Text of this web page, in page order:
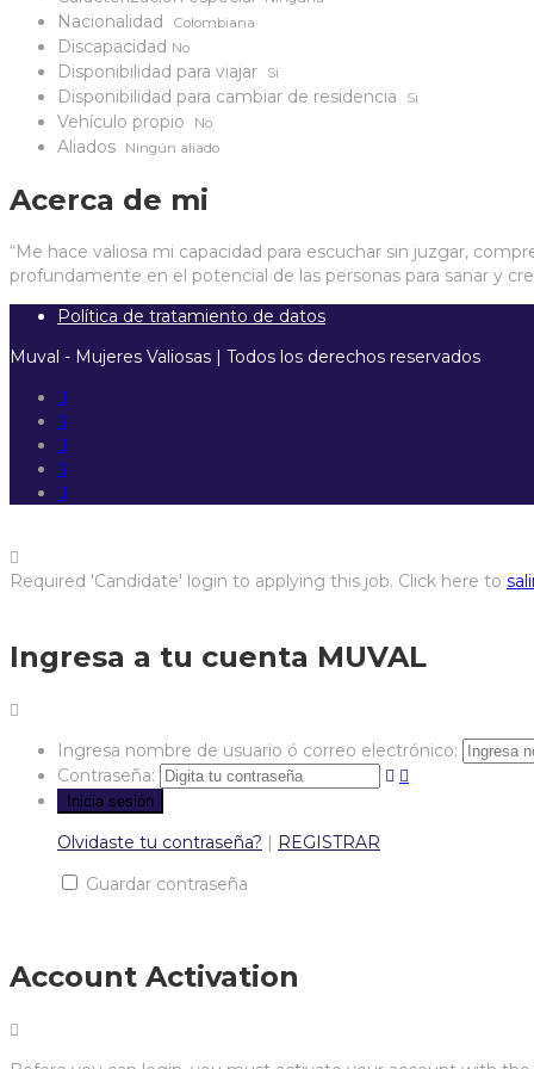
Nacionalidad Colombiana
Discapacidad No
Disponibilidad para viajar Si
Disponibilidad para cambiar de residencia Si
Vehículo propio No
Aliados Ningún aliado
Acerca de mi
“Me hace valiosa mi capacidad para escuchar sin juzgar,
profundamente en el potencial de las personas para sanar y
Política de tratamiento de datos
Muval - Mujeres Valiosas | Todos los derechos reservados
Required 'Candidate' login to applying this job. Click here to
Ingresa a tu cuenta MUVAL
Ingresa nombre de usuario ó correo electrónico:
Contraseña:
Olvidaste tu contraseña? | REGISTRAR
Guardar contraseña
Account Activation